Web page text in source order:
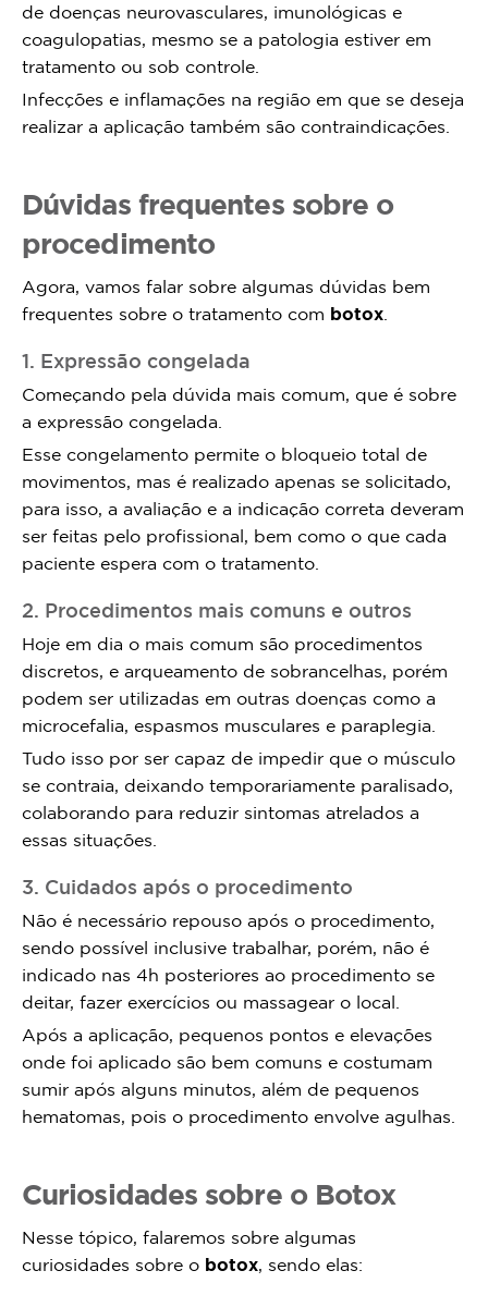
de doenças neurovasculares, imunológicas e
coagulopatias, mesmo se a patologia estiver em
tratamento ou sob controle.
Infecções e inflamações na região em que se deseja
realizar a aplicação também são contraindicações.
Dúvidas frequentes sobre o
procedimento
Agora, vamos falar sobre algumas dúvidas bem
frequentes sobre o tratamento com botox
1. Expressão congelada
Começando pela dúvida mais comum, que é sobre
a expressão congelada.
Esse congelamento permite o bloqueio total de
movimentos, mas é realizado apenas se solicitado,
para isso, a avaliação e a indicação correta deveram
ser feitas pelo profissional, bem como o que cada
paciente espera com o tratamento.
2. Procedimentos mais comuns e outros
Hoje em dia o mais comum são procedimentos
discretos, e arqueamento de sobrancelhas, porém
podem ser utilizadas em outras doenças como a
microcefalia, espasmos musculares e paraplegia.
Tudo isso por ser capaz de impedir que o músculo
se contraia, deixando temporariamente paralisado,
colaborando para reduzir sintomas atrelados a
essas situações.
3. Cuidados após o procedimento
Não é necessário repouso após o procedimento,
sendo possível inclusive trabalhar, porém, não é
indicado nas 4h posteriores ao procedimento se
deitar, fazer exercícios ou massagear o local.
Após a aplicação, pequenos pontos e elevações
onde foi aplicado são bem comuns e costumam
sumir após alguns minutos, além de pequenos
hematomas, pois o procedimento envolve agulhas.
Curiosidades sobre o Botox
Nesse tópico, falaremos sobre algumas
curiosidades sobre o botox , sendo elas: